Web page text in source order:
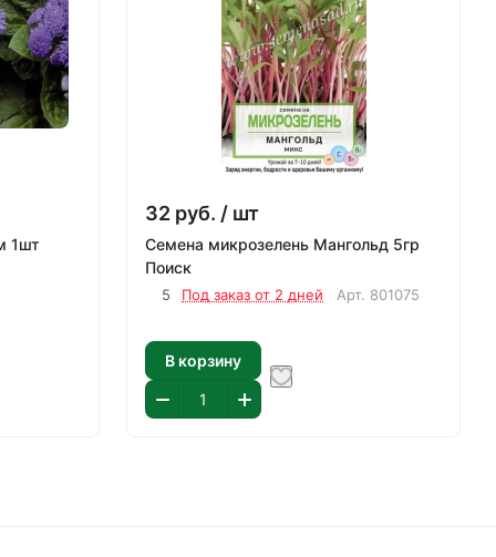
1шт
32 руб. / шт
Семена микрозелень Мангольд 5гр
Поиск
5 Под заказ от 2 дней Арт. 801075
В корзину